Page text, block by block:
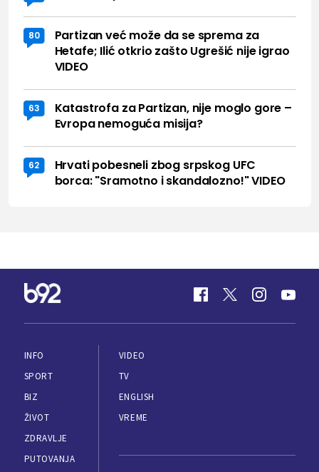
80
Partizan već može da se sprema za
Hetafe; Ilić otkrio zašto Ugrešić nije igrao
VIDEO
63
Katastrofa za Partizan, nije moglo gore –
Evropa nemoguća misija?
62
Hrvati pobesneli zbog srpskog UFC
borca: "Sramotno i skandalozno!" VIDEO
INFO
SPORT
BIZ
ŽIVOT
ZDRAVLJE
PUTOVANJA
VIDEO
TV
ENGLISH
VREME